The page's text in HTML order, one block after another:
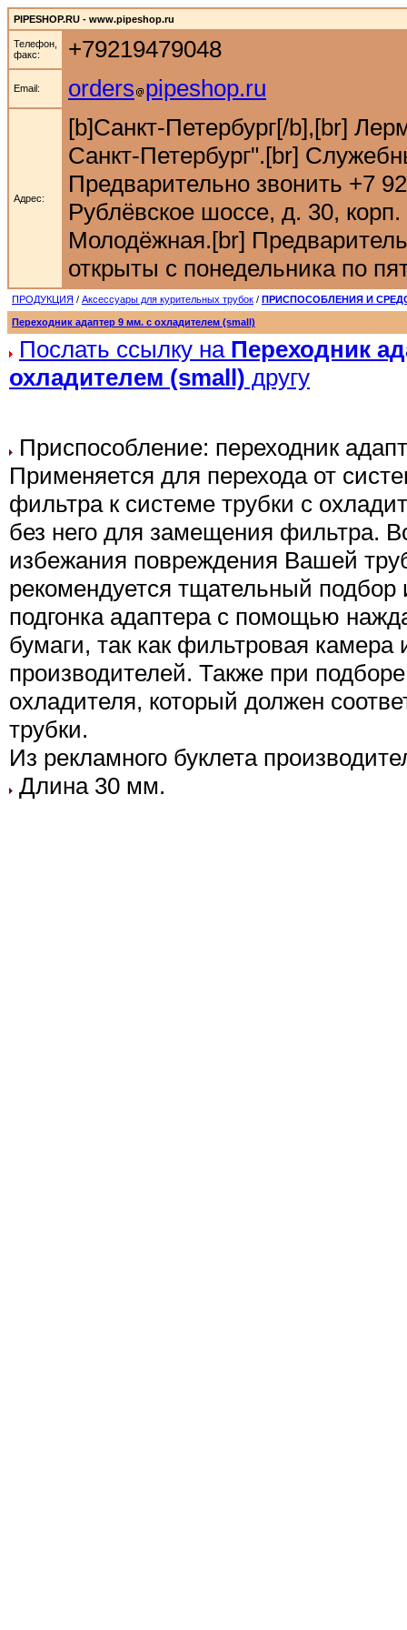
PIPESHOP.RU - www.pipeshop.ru
Телефон,
факс:
+79219479048
Email: orders pipeshop.ru
Адрес:
[b]Санкт-Петербург[/b],[br]
Санкт-Петербург".[br]
Предварительно звонить +7
Рублёвское шоссе, д. 30,
Молодёжная.[br]
открыты с понедельника по
ПРОДУКЦИЯ / Аксессуары для курительных трубок / ПРИСПОСОБЛЕНИЯ И
Переходник адаптер 9 мм. с охладителем (small)
Послать ссылку на Переходник
охладителем (small) другу
Приспособление: переходник
Применяется для перехода от
фильтра к системе трубки с
без него для замещения фильтра.
избежания повреждения Вашей
рекомендуется тщательный подбор
подгонка адаптера с помощью
бумаги, так как фильтровая
производителей. Также при
охладителя, который должен
трубки.
Из рекламного буклета
Длина 30 мм.